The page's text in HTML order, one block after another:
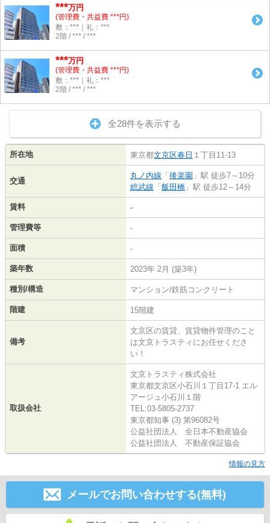
***万円
(管理費・共益費 ***円)
敷：***｜礼：***
2階 / *** / ***
***万円
(管理費・共益費 ***円)
敷：***｜礼：***
2階 / *** / ***
全28件を表示する
所在地 東京都文京区春日 １丁目11-13
交通
丸ノ内線 「 後楽園 」駅 徒歩7～10分
総武線 「 飯田橋 」駅 徒歩12～14分
賃料 -
管理費等 -
面積 -
築年数 2023年 2月 (築3年)
種別/構造 マンション/鉄筋コンクリート
階建 15階建
備考
文京区の賃貸、賃貸物件管理のこと
は文京トラスティにお任せくださ
い！
取扱会社
文京トラスティ株式会社
東京都文京区小石川１丁目17-1 エル
アージュ小石川１階
TEL:03-5805-2737
東京都知事 (3) 第96082号
公益社団法人 全日本不動産協会
公益社団法人 不動産保証協会
情報の見方
メールでお問い合わせする(無料)